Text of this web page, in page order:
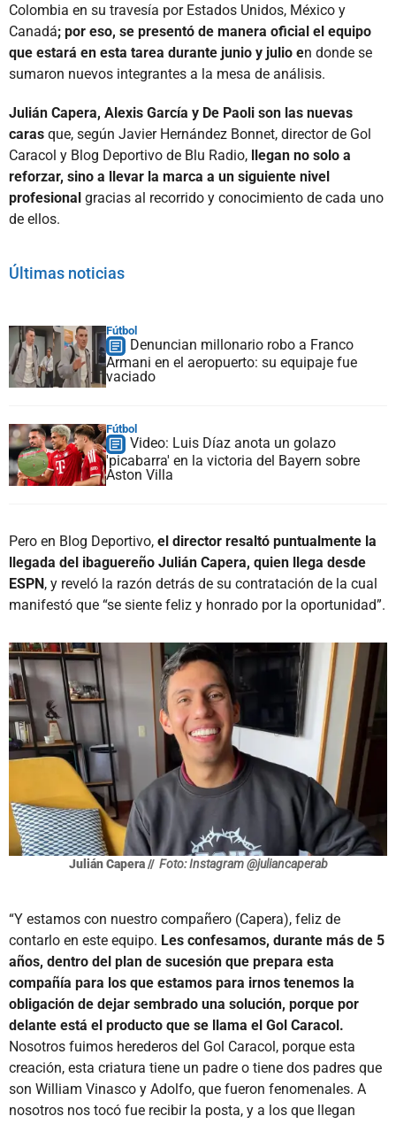
Colombia en su travesía por Estados Unidos, México y
Canadá; por eso, se presentó de manera oficial el equipo
que estará en esta tarea durante junio y julio en donde se
sumaron nuevos integrantes a la mesa de análisis.
Julián Capera, Alexis García y De Paoli son las nuevas
caras que, según Javier Hernández Bonnet, director de Gol
Caracol y Blog Deportivo de Blu Radio, llegan no solo a
reforzar, sino a llevar la marca a un siguiente nivel
profesional gracias al recorrido y conocimiento de cada uno
de ellos.
Últimas noticias
Fútbol
Denuncian millonario robo a Franco
Armani en el aeropuerto: su equipaje fue
vaciado
Fútbol
Video: Luis Díaz anota un golazo
'picabarra' en la victoria del Bayern sobre
Aston Villa
Pero en Blog Deportivo, el director resaltó puntualmente la
llegada del ibaguereño Julián Capera, quien llega desde
ESPN, y reveló la razón detrás de su contratación de la cual
manifestó que “se siente feliz y honrado por la oportunidad”.
Julián Capera // Foto: Instagram @juliancaperab
“Y estamos con nuestro compañero (Capera), feliz de
contarlo en este equipo. Les confesamos, durante más de 5
años, dentro del plan de sucesión que prepara esta
compañía para los que estamos para irnos tenemos la
obligación de dejar sembrado una solución, porque por
delante está el producto que se llama el Gol Caracol.
Nosotros fuimos herederos del Gol Caracol, porque esta
creación, esta criatura tiene un padre o tiene dos padres que
son William Vinasco y Adolfo, que fueron fenomenales. A
nosotros nos tocó fue recibir la posta, y a los que llegan